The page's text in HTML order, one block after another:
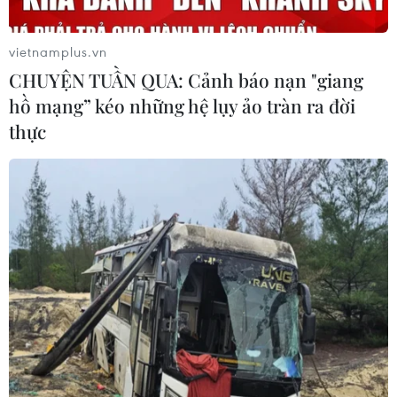
Tổng Biên tập: TRẦN TIẾN DUẨN
Sở hữu trí tuệ
Quy định sử dụng
RSS
Ngôn ngữ
TTXVN
Dịch vụ tin
Quảng cáo
Liên hệ
Giấy phép số: 1374/GP-BTTTT do Bộ Thông tin và Truyền thông
cấp ngày 11/9/2008.
Quảng cáo: Phó TBT Nguyễn Thị Tám: 093.5958688, Email:
vietnamplus.vn
CHUYỆN TUẦN QUA: Cảnh báo nạn "giang
hồ mạng” kéo những hệ lụy ảo tràn ra đời
thực